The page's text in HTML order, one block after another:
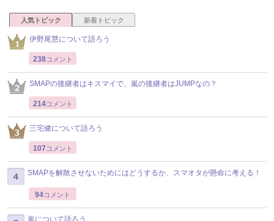
人気トピック 新着トピック
伊野尾慧について語ろう
238コメント
SMAPの後継者はキスマイで、嵐の後継者はJUMPなの？
214コメント
三宅健について語ろう
107 コメント
SMAPを解散させないためにはどうするか、スマオタが懸命に考える！
94コメント
嵐について語ろう